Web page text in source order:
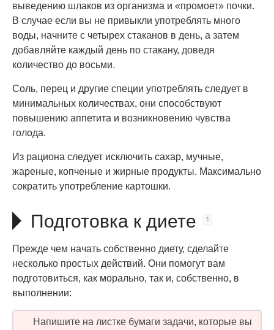
выведению шлаков из организма и «промоет» почки.
В случае если вы не привыкли употреблять много
воды, начните с четырех стаканов в день, а затем
добавляйте каждый день по стакану, доведя
количество до восьми.
Соль, перец и другие специи употреблять следует в
минимальных количествах, они способствуют
повышению аппетита и возникновению чувства
голода.
Из рациона следует исключить сахар, мучные,
жареные, копченые и жирные продукты. Максимально
сократить употребление картошки.
Подготовка к диете
Прежде чем начать собственно диету, сделайте
несколько простых действий. Они помогут вам
подготовиться, как морально, так и, собственно, в
выполнении:
Напишите на листке бумаги задачи, которые вы